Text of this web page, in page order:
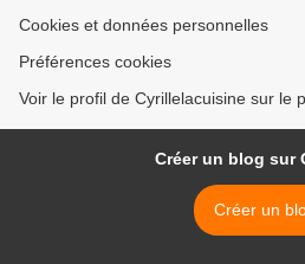
Cookies et données personnelles
Préférences cookies
Voir le profil de Cyrillelacuisine sur le
Créer un blog sur
Créer un